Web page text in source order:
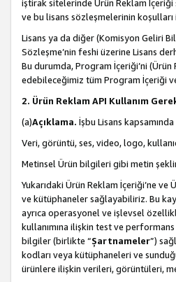
iştirak sitelerinde Ürün Reklam İçeriği
ve bu lisans sözleşmelerinin
Lisans ya da diğer (Komisyon Geliri
Sözleşme’nin feshi üzerine Lisans
Bu durumda, Program İçeriği’ni
edebileceğimiz tüm Program İçeriği
2. Ürün Reklam API Kullanım
(a)Açıklama. İşbu Lisans
Veri, görüntü, ses, video, logo,
Metinsel Ürün bilgileri gibi metin
Yukarıdaki Ürün Reklam İçeriği’ne
ve kütüphaneler sağlayabiliriz. Bu
ayrıca operasyonel ve işlevsel
kullanımına ilişkin test ve
bilgiler (birlikte “Şartnameler”)
kodları veya kütüphaneleri ve
ürünlere ilişkin verileri, görüntüleri,